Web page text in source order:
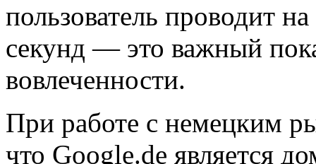
пользователь проводит
секунд — это важный
вовлеченности.
При работе с немецким
что Google.de является